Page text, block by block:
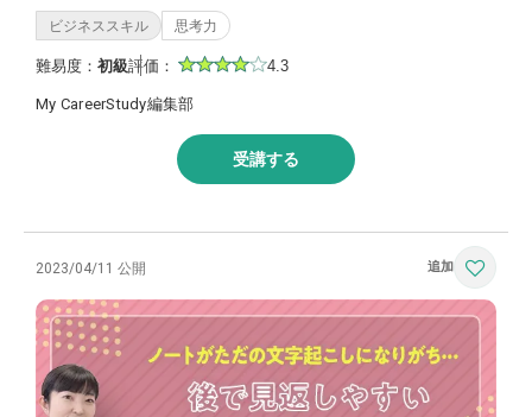
ビジネススキル 思考力
難易度： 初級評価： 4.3
My CareerStudy編集部
受講する
2023/04/11 公開